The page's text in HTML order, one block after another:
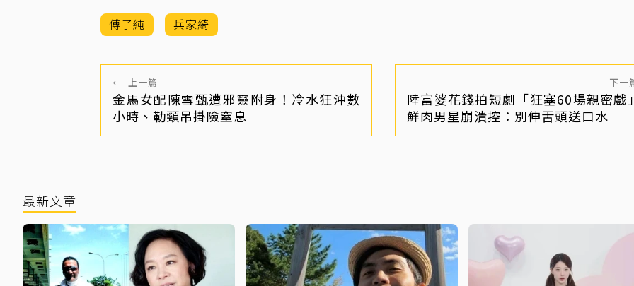
傅子純 兵家綺
← 上一篇
金馬女配陳雪甄遭邪靈附身！冷水狂沖數
小時、勒頸吊掛險窒息
下一
陸富婆花錢拍短劇「狂塞60場親密戲
鮮肉男星崩潰控：別伸舌頭送口水
最新文章